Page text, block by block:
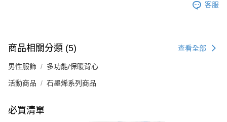
客服
商品相關分類 (5) 查看全部
男性服飾 多功能/保暖背心
活動商品 石墨烯系列商品
必買清單